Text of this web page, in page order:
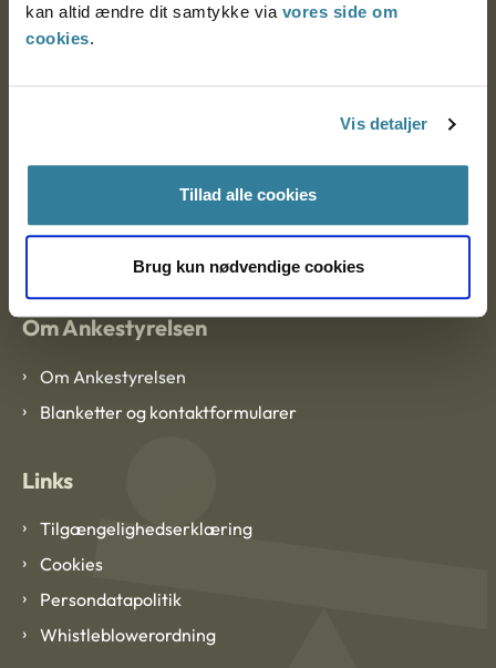
kan altid ændre dit samtykke via vores side om
cookies.
Vis detaljer
Tillad alle cookies
Brug kun nødvendige cookies
CVR: 1007 4002
Om Ankestyrelsen
Om Ankestyrelsen
Blanketter og kontaktformularer
Links
Tilgængelighedserklæring
Cookies
Persondatapolitik
Whistleblowerordning